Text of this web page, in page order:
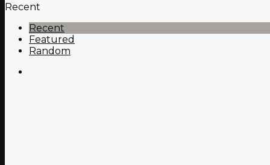
Recent
Recent
Featured
Random